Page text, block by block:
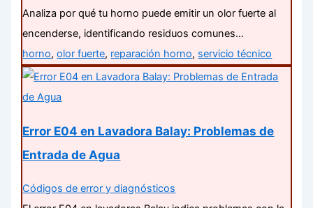
Analiza por qué tu horno puede emitir un olor fuerte al
encenderse, identificando residuos comunes…
horno,olor fuerte, reparación horno, servicio técnico
Error E04 en Lavadora Balay: Problemas de
Entrada de Agua
Códigos de error y diagnósticos